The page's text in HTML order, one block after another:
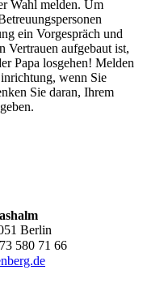
Wahl melden. Um
ein Vorgespräch und
Vertrauen aufgebaut ist,
Papa losgehen! Melden
wenn Sie
Sie daran, Ihrem
Berlin
580 71 66